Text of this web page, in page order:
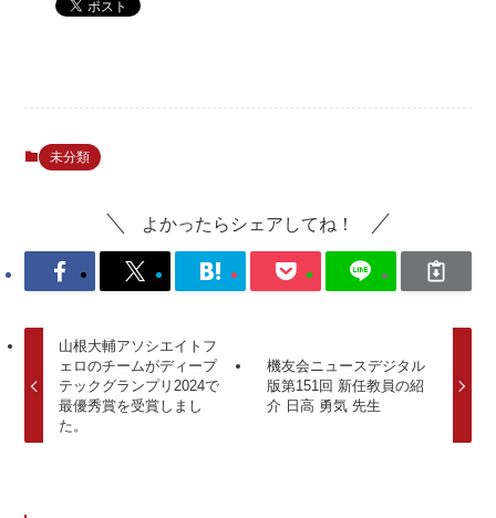
未分類
よかったらシェアしてね！
山根大輔アソシエイトフ
ェロのチームがディープ
テックグランプリ2024で
最優秀賞を受賞しまし
た。
機友会ニュースデジタル
版第151回 新任教員の紹
介 日高 勇気 先生